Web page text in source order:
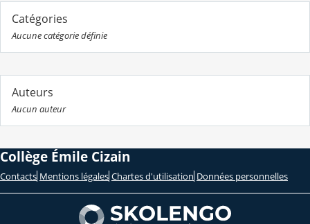
Catégories
Aucune catégorie définie
Auteurs
Aucun auteur
Collège Émile Cizain
Contacts Mentions légales Chartes d'utilisation Données personnelles